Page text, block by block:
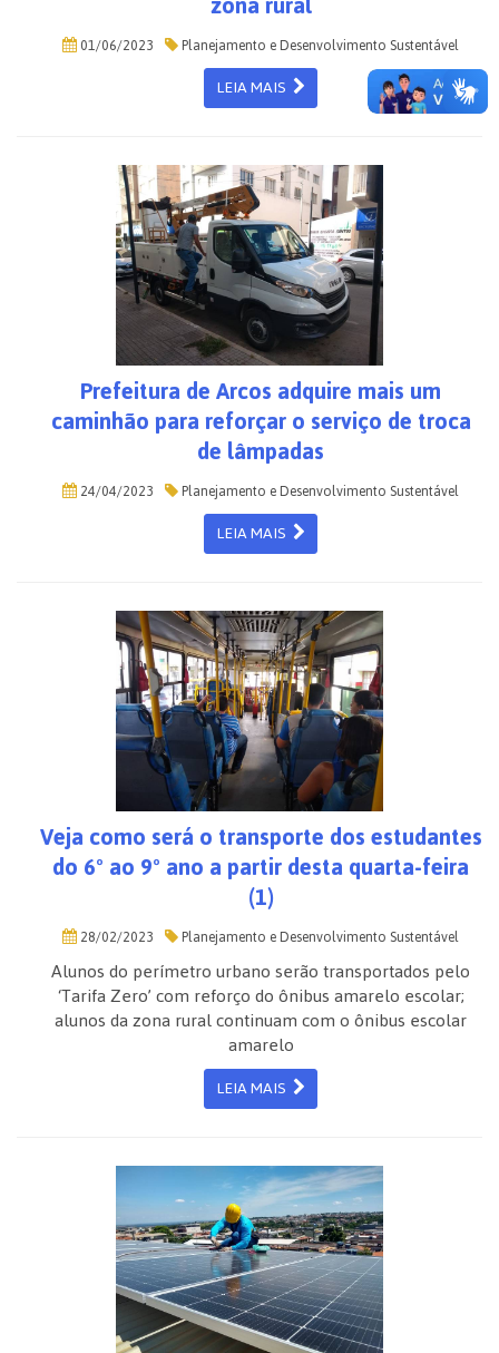
01/06/2023 Planejamento e Desenvolvimento Sustentável
LEIA MAIS
Prefeitura de Arcos adquire mais um
caminhão para reforçar o serviço de troca
de lâmpadas
24/04/2023 Planejamento e Desenvolvimento Sustentável
LEIA MAIS
Veja como será o transporte dos estudantes
do 6º ao 9º ano a partir desta quarta-feira
(1)
28/02/2023 Planejamento e Desenvolvimento Sustentável
Alunos do perímetro urbano serão transportados pelo
‘Tarifa Zero’ com reforço do ônibus amarelo escolar;
alunos da zona rural continuam com o ônibus escolar
amarelo
LEIA MAIS